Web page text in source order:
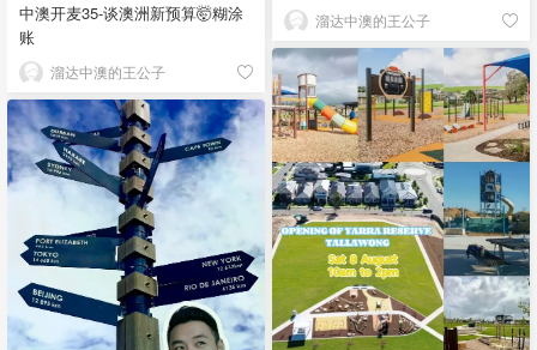
中澳开麦35-谈澳洲新预算🤯糊涂
账
溜达中澳的王公子
溜达中澳的王公子